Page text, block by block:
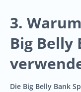
3.
Big Belly
Die Big Belly Bank